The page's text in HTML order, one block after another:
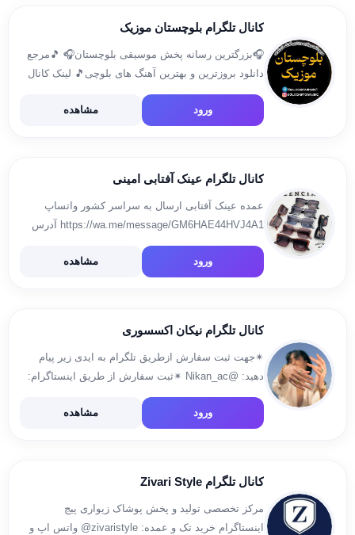
کانال تلگرام بلوچستان موزیک
🎧بزرگترین رسانه پخش موسیقی بلوچستان🎧 🎵مرجع
دانلود بروزترین و بهترین آهنگ های بلوچی🎵 لینک کانال
ورود مشاهده
کانال تلگرام عینک آفتابی امینی
عمده عینک آفتابی ارسال به سراسر کشور واتساپ
https://wa.me/message/GM6HAE44HVJ4A1 آدرس
https://instagram.com/optic_amini
ورود مشاهده
کانال تلگرام نیکان اکسسوری
✴جهت ثبت سفارش ازطریق تلگرام به ایدی زیر پیام
دهید: @Nikan_ac ✴ثبت سفارش از طریق اینستاگرام:
instagram: nikan_accessory
ورود
مشاهده
کانال تلگرام Zivari Style
مرکز تخصصی تولید و پخش پوشاک زیواری پیج
اینستاگرام خرید تک و عمده: zivaristyle@ واتس اپ و